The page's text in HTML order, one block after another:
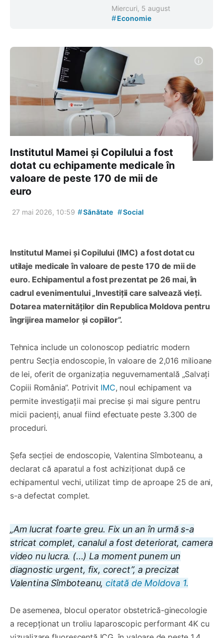
Miercuri, 5 august
#Economie
Institutul Mamei și Copilului a fost
dotat cu echipamente medicale în
valoare de peste 170 de mii de
euro
27 mai 2026, 10:59 #Sănătate #Social
Institutul Mamei și Copilului (IMC) a fost dotat cu
utilaje medicale în valoare de peste 170 de mii de
euro. Echipamentul a fost prezentat pe 26 mai, în
cadrul evenimentului „Investiții care salvează vieți.
Dotarea maternităților din Republica Moldova pentru
îngrijirea mamelor și copiilor”.
Tehnica include un colonoscop pediatric modern
pentru Secția endoscopie, în valoare de 2,016 milioane
de lei, oferit de organizația neguvernamentală „Salvați
Copiii România”. Potrivit IMC, noul echipament va
permite investigații mai precise și mai sigure pentru
micii pacienți, anual fiind efectuate peste 3.300 de
proceduri.
Șefa secției de endoscopie, Valentina Sîmboteanu, a
declarat că aparatul a fost achiziționat după ce
echipamentul vechi, utilizat timp de aproape 25 de ani,
s-a defectat complet.
„Am lucrat foarte greu. Fix un an în urmă s-a
stricat complet, canalul a fost deteriorat, camera
video nu lucra. (...) La moment punem un
diagnostic urgent, fix, corect”, a precizat
Valentina Sîmboteanu,citată de Moldova 1.
De asemenea, blocul operator obstetrică-ginecologie
a recepționat un troliu laparoscopic performant 4K cu